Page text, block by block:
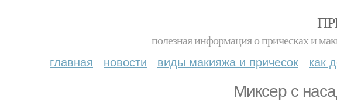
полезная информация о прическах и
главная новости виды макияжа и причесок как
Миксер с